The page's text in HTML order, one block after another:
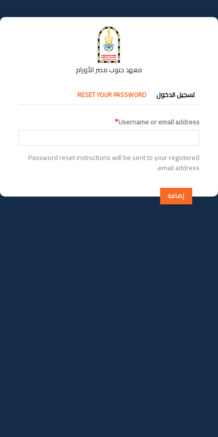
إلى
المحتوى
معهد جنوب مصر للأورام
التبويبات
الأساسية
تسجيل الدخول RESET YOUR PASSWORD
Username or email address
Password reset instructions will be sent to your registered
email address.